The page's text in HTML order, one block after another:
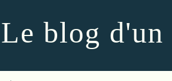
Le blog d'un